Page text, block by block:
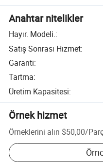
Anahtar nitelikler
Hayır. Modeli.:
Satış Sonrası Hizmet:
Garanti:
Tartma:
Üretim Kapasitesi:
Örnek hizmet
Örneklerini alın $50,00/